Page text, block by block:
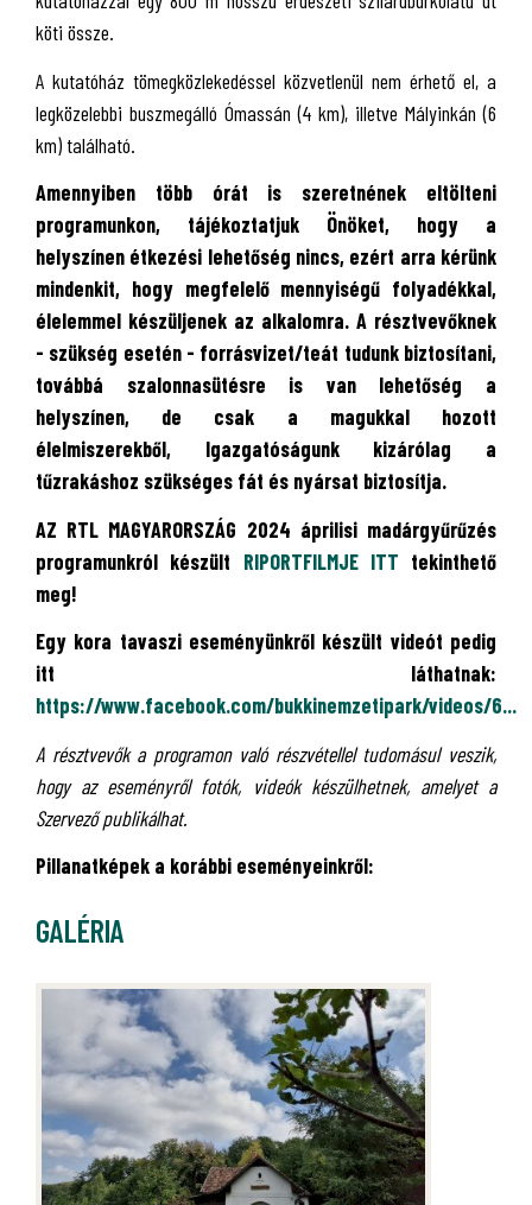
köti össze.
A kutatóház tömegközlekedéssel közvetlenül nem érhető el, a
legközelebbi buszmegálló Ómassán (4 km), illetve Mályinkán (6
km) található.
Amennyiben több órát is szeretnének eltölteni
programunkon, tájékoztatjuk Önöket, hogy a
helyszínen étkezési lehetőség nincs, ezért arra kérünk
mindenkit, hogy megfelelő mennyiségű folyadékkal,
élelemmel készüljenek az alkalomra. A résztvevőknek
- szükség esetén - forrásvizet/teát tudunk biztosítani,
továbbá szalonnasütésre is van lehetőség a
helyszínen, de csak a magukkal hozott
élelmiszerekből, Igazgatóságunk kizárólag a
tűzrakáshoz szükséges fát és nyársat biztosítja.
AZ RTL MAGYARORSZÁG 2024 áprilisi madárgyűrűzés
programunkról készült RIPORTFILMJE ITT tekinthető
meg!
Egy kora tavaszi eseményünkről készült videót pedig
itt láthatnak:
https://www.facebook.com/bukkinemzetipark/videos/6...
A résztvevők a programon való részvétellel tudomásul veszik,
hogy az eseményről fotók, videók készülhetnek, amelyet a
Szervező publikálhat.
Pillanatképek a korábbi eseményeinkről:
GALÉRIA